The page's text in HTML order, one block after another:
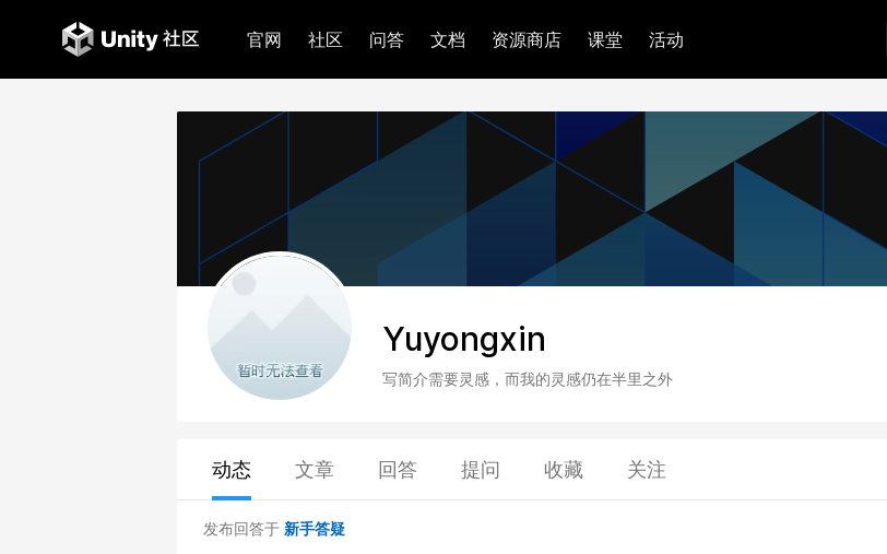
官网 社区 问答 文档 资源商店 课堂 活动
Yuyongxin
写简介需要灵感，而我的灵感仍在半里之外
动态 文章 回答 提问 收藏 关注
发布回答于 新手答疑